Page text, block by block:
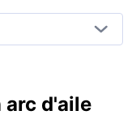
arc d'aile